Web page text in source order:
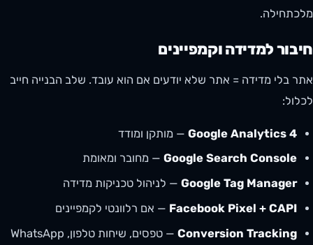
מלכתחילה.
חיבור למדידה וקמפיינים
אתר בלי מדידה = אתר שלא יודעים אם הוא עובד. שלב הבנייה חייב
לכלול:
Google Analytics 4 — מותקן ומודד
Google Search Console — מחובר ומאומת
Google Tag Manager — לניהול טכניקות מדידה
Facebook Pixel + CAPI — אם רלוונטי לקמפיינים
Conversion Tracking
— טפסים, שיחות טלפון, WhatsApp